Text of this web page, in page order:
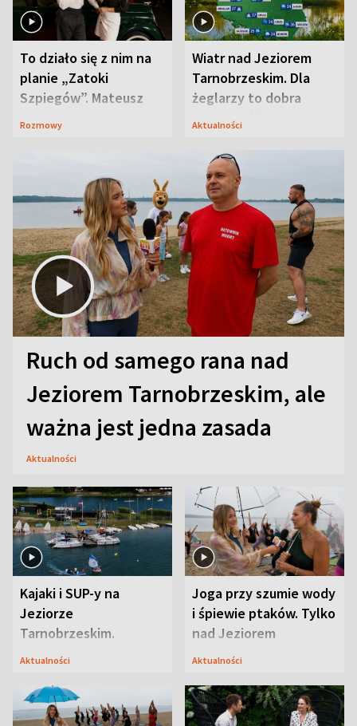
To działo się z nim na
planie „Zatoki
Szpiegów”. Mateusz
Janicki odsłonił
Rozmowy
Wiatr nad Jeziorem
Tarnobrzeskim. Dla
żeglarzy to dobra
wiadomość
Aktualności
Ruch od samego rana nad
Jeziorem Tarnobrzeskim, ale
ważna jest jedna zasada
Aktualności
Kajaki i SUP-y na
Jeziorze
Tarnobrzeskim.
Przyrodnicy zwracają
Aktualności
Joga przy szumie wody
i śpiewie ptaków. Tylko
nad Jeziorem
Tarnobrzeskim
Aktualności